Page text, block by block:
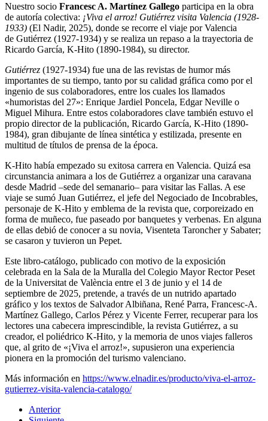
Nuestro socio Francesc A. Martínez Gallego participa en la obra
de autoría colectiva: ¡Viva el arroz! Gutiérrez visita Valencia (1928-
1933) (El Nadir, 2025), donde se recorre el viaje por Valencia
de Gutiérrez (1927-1934) y se realiza un repaso a la trayectoria de
Ricardo García, K-Hito (1890-1984), su director.
Gutiérrez (1927-1934) fue una de las revistas de humor más
importantes de su tiempo, tanto por su calidad gráfica como por el
ingenio de sus colaboradores, entre los cuales los llamados
«humoristas del 27»: Enrique Jardiel Poncela, Edgar Neville o
Miguel Mihura. Entre estos colaboradores clave también estuvo el
propio director de la publicación, Ricardo García, K-Hito (1890-
1984), gran dibujante de línea sintética y estilizada, presente en
multitud de títulos de prensa de la época.
K-Hito había empezado su exitosa carrera en Valencia. Quizá esa
circunstancia animara a los de Gutiérrez a organizar una caravana
desde Madrid –sede del semanario– para visitar las Fallas. A ese
viaje se sumó Juan Gutiérrez, el jefe del Negociado de Incobrables,
personaje de K-Hito y emblema de la revista que, corporeizado en
forma de muñeco, fue paseado por banquetes y verbenas. En alguna
de ellas debió de conocer a su novia, Visenteta Taroncher y Sabater;
se casaron y tuvieron un Pepet.
Este libro-catálogo, publicado con motivo de la exposición
celebrada en la Sala de la Muralla del Colegio Mayor Rector Peset
de la Universitat de València entre el 3 de junio y el 14 de
septiembre de 2025, pretende, a través de un nutrido apartado
gráfico y los textos de Salvador Albiñana, René Parra, Francesc-A.
Martínez Gallego, Carlos Pérez y Vicente Ferrer, recuperar para los
lectores una cabecera imprescindible, la revista Gutiérrez, a su
creador, el poliédrico K-Hito, y la memoria de unos viajes falleros
que, al grito de «¡Viva el arroz!», supusieron una experiencia
pionera en la promoción del turismo valenciano.
Más información en https://www.elnadir.es/producto/viva-el-arroz-
gutierrez-visita-valencia-catalogo/
Anterior